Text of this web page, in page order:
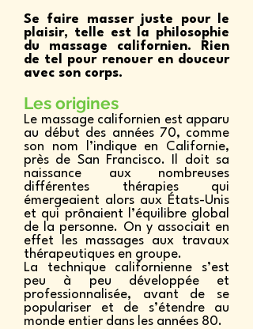
Se faire masser juste pour le
plaisir, telle est la philosophie
du massage californien. Rien
de tel pour renouer en douceur
avec son corps.
Les origines
Le massage californien est apparu
au début des années 70, comme
son nom l’indique en Californie,
près de San Francisco. Il doit sa
naissance aux nombreuses
différentes thérapies qui
émergeaient alors aux États-Unis
et qui prônaient l’équilibre global
de la personne. On y associait en
effet les massages aux travaux
thérapeutiques en groupe.
La technique californienne s’est
peu à peu développée et
professionnalisée, avant de se
populariser et de s’étendre au
monde entier dans les années 80.